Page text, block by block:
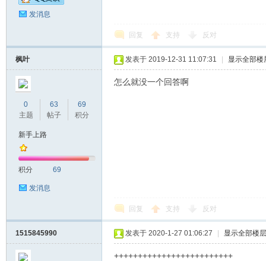
发消息
回复 支持 反对
枫叶
0
主题
63
帖子
69
积分
新手上路
积分 69
发消息
发表于 2019-12-31 11:07:31 显示全部楼
怎么就没一个回答啊
回复 支持 反对
1515845990 发表于 2020-1-27 01:06:27 显示全部楼层
+++++++++++++++++++++++++